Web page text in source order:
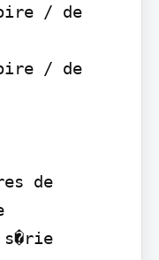
/ de
/ de
de
s�rie